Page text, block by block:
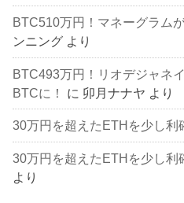
BTC510万円！マネーグラム
ンニング より
BTC493万円！リオデジャネ
BTCに！
に 卯月ナナヤ より
30万円を超えたETHを少し利
30万円を超えたETHを少し利
より